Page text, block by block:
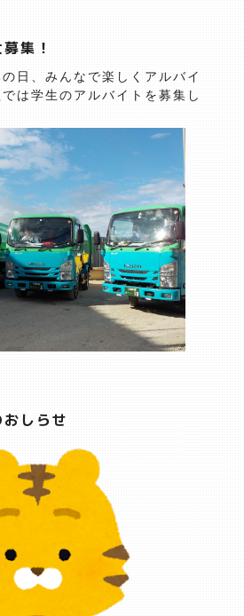
集！
日、みんなで楽しくアルバイ
は学生のアルバイトを募集し
しらせ